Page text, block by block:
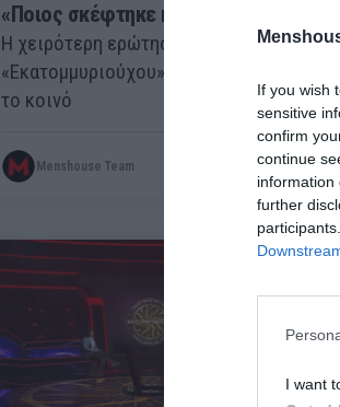
If you wish
sensitive
confirm
continue
information
further
I want
«Ποιος σκέφτηκε κάτι τόσο ηλίθιο;»:
Η χειρότερη ερώτηση στην ιστορία του
«Εκατομμυριούχου» που έκανε έξαλλο
το κοινό
Menshouse Team